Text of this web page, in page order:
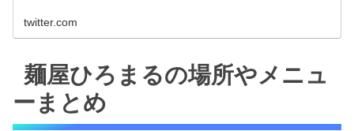
twitter.com
麺屋ひろまるの場所やメニュ
ーまとめ